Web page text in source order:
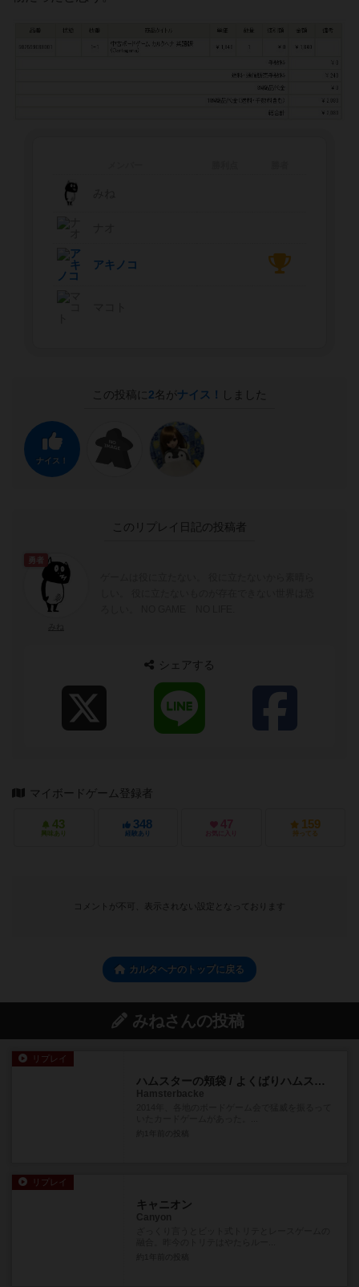
アキノコ
この投稿に 2名がナイス！ しました
ナイス！
このリプレイ日記の投稿者
勇者
シェアする
マイボードゲーム登録者
43
興味あり
348
経験あり
47
お気に入り
159
持ってる
コメントが不可、表示されない設定となっております
カルタヘナのトップに戻る
みねさんの投稿
リプレイ
ハムスターの頬袋 / よくばりハムスター
リプレイ
キャニオン